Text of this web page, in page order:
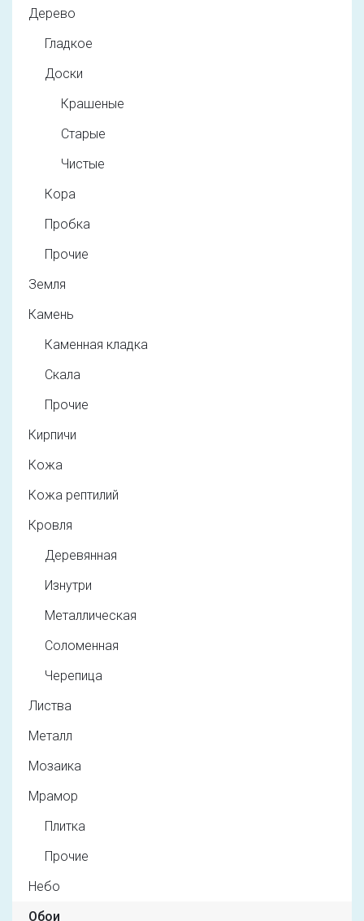
Дерево
Гладкое
Доски
Крашеные
Старые
Чистые
Кора
Пробка
Прочие
Земля
Камень
Каменная кладка
Скала
Прочие
Кирпичи
Кожа
Кожа рептилий
Кровля
Деревянная
Изнутри
Металлическая
Соломенная
Черепица
Листва
Металл
Мозаика
Мрамор
Плитка
Прочие
Небо
Обои